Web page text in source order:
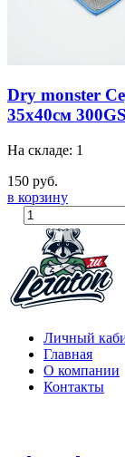
Dry monster
35х40см
На складе: 1
150 руб.
в корзину
Личный
Главная
О компании
Контакты